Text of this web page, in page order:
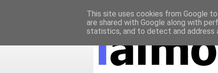
ΝΟΜΙΚΗ ΣΗΜΕΙΩΣΗ ΔΙΑΦΗΜΙΣΗ
This site uses cookies from Google
are shared with Google along with
statistics, and to detect and address